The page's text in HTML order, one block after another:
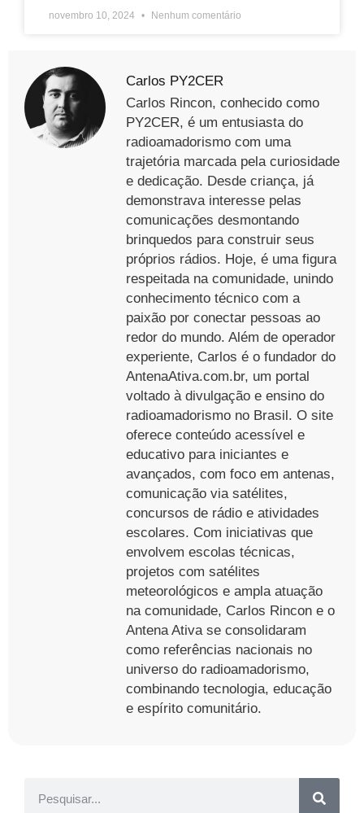
novembro 10, 2024 Nenhum comentário
Carlos PY2CER
Carlos Rincon, conhecido como
PY2CER, é um entusiasta do
radioamadorismo com uma
trajetória marcada pela curiosidade
e dedicação. Desde criança, já
demonstrava interesse pelas
comunicações desmontando
brinquedos para construir seus
próprios rádios. Hoje, é uma figura
respeitada na comunidade, unindo
conhecimento técnico com a
paixão por conectar pessoas ao
redor do mundo. Além de operador
experiente, Carlos é o fundador do
AntenaAtiva.com.br, um portal
voltado à divulgação e ensino do
radioamadorismo no Brasil. O site
oferece conteúdo acessível e
educativo para iniciantes e
avançados, com foco em antenas,
comunicação via satélites,
concursos de rádio e atividades
escolares. Com iniciativas que
envolvem escolas técnicas,
projetos com satélites
meteorológicos e ampla atuação
na comunidade, Carlos Rincon e o
Antena Ativa se consolidaram
como referências nacionais no
universo do radioamadorismo,
combinando tecnologia, educação
e espírito comunitário.